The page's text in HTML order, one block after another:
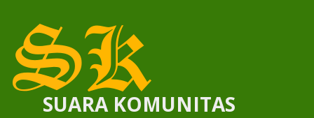
content
SUARA KOMUNITAS